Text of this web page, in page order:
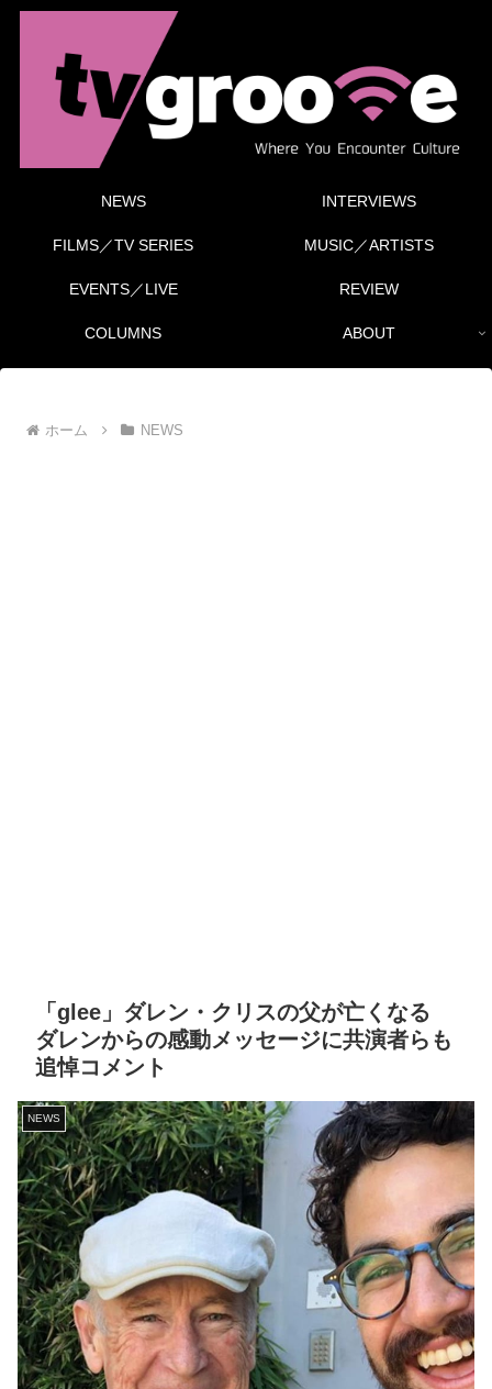
NEWS INTERVIEWS
FILMS／TV SERIES MUSIC／ARTISTS
EVENTS／LIVE REVIEW
COLUMNS ABOUT
ホーム NEWS
「glee」ダレン・クリスの父が亡くなる
ダレンからの感動メッセージに共演者らも
追悼コメント
NEWS